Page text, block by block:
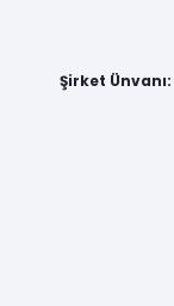
Şirket Ünvanı: